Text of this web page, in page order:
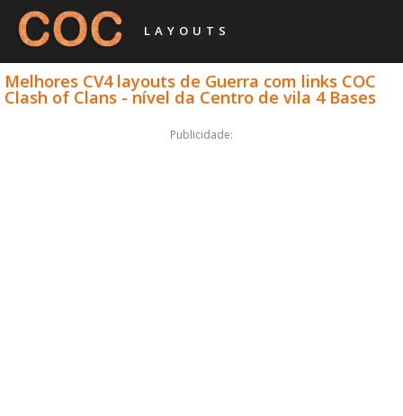
LAYOUTS
Melhores CV4 layouts de Guerra com links COC
Clash of Clans - nível da Centro de vila 4 Bases
Publicidade: